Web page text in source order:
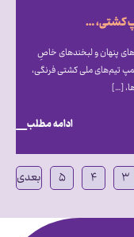
قهرمانان ملی در آغوش معصومیت؛ وقتی کمپ کشتی، میزبان دنیای متفاوت اتیسم شد
پنهان و لبخندهای خاصِ
تیم‌های ملی کشتی فرنگی،
[…]
ادامه مطلب
۳ ۴ ۵ بعدی